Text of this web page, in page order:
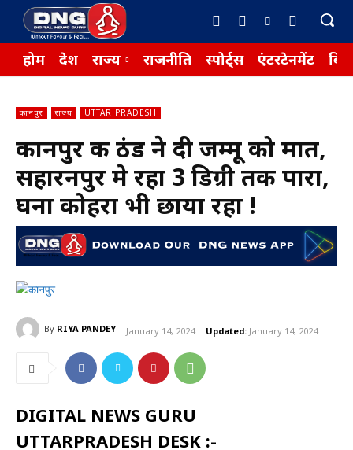
होम देश राज्य राजनीति स्पोर्ट्स एंटरटेनमेंट
कानपुर राज्य UTTAR PRADESH
कानपुर की ठंड ने दी जम्मू को मात,
सहारनपुर मे रहा 3 डिग्री तक पारा,
घना कोहरा भी छाया रहा !
By RIYA PANDEY January 14, 2024 Updated: January 14, 2024
DIGITAL NEWS GURU
UTTARPRADESH DESK :-